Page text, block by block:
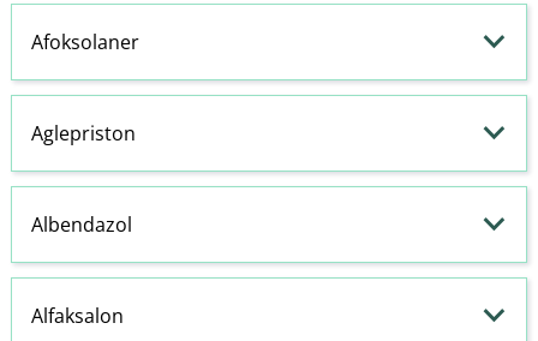
Afoksolaner
Aglepriston
Albendazol
Alfaksalon